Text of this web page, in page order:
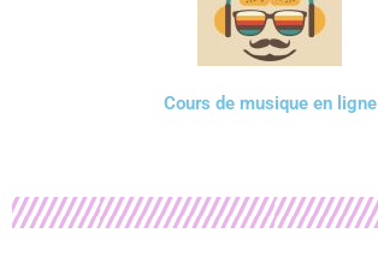
Cours de musique en ligne